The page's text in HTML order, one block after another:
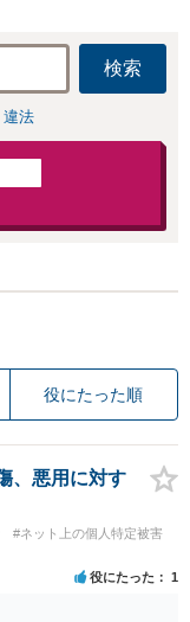
検索
違法
役にたった順
、悪用に対す
#ネット上の個人特定被害
役にたった 1